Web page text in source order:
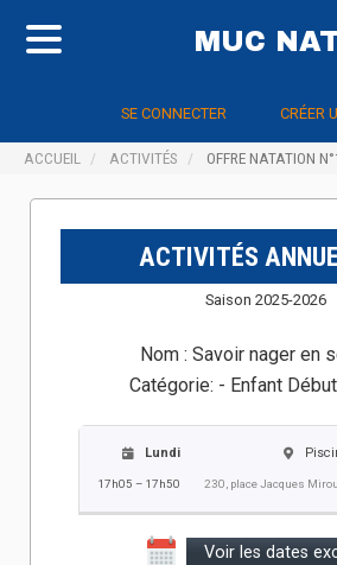
MUC
SE CONNECTER CRÉER
ACCUEIL ACTIVITÉS OFFRE NATATION
ACTIVITÉS
Saison 2025-2026
Nom : Savoir nager en
Catégorie: - Enfant
Lundi
17h05 – 17h50
Voir les dates